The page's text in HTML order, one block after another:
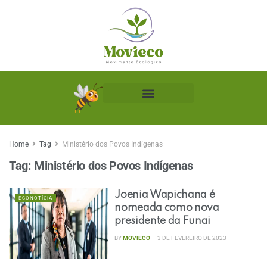
Home Tag Ministério dos Povos Indígenas
Tag: Ministério dos Povos Indígenas
ECONOTÍCIA
Joenia Wapichana é
nomeada como nova
presidente da Funai
BYMOVIECO 3 DE FEVEREIRO DE 2023